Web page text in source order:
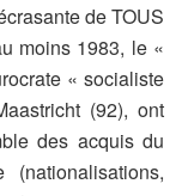
de TOUS
moins 1983, le «
« socialiste
(92), ont
des acquis du